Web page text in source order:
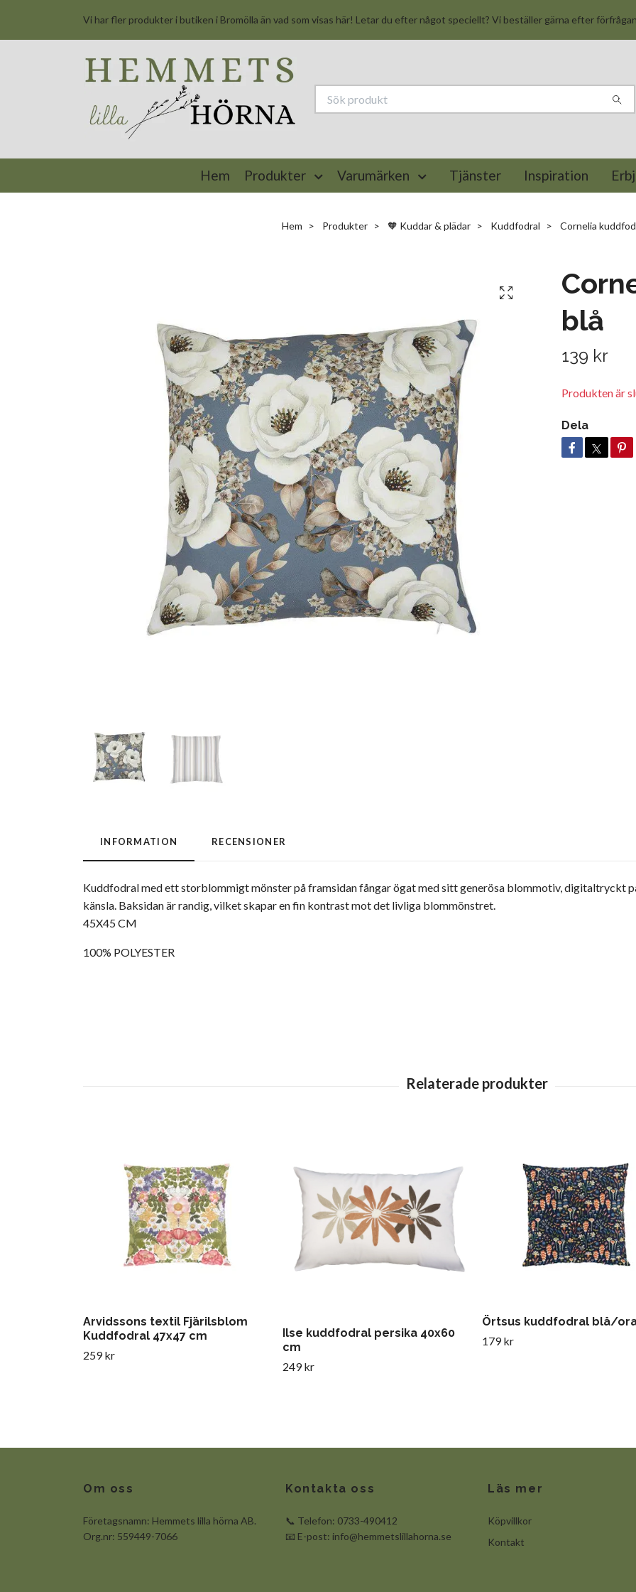
Vi har fler produkter i butiken i Bromölla än vad som visas här! Letar du efter något speciellt? Vi beställer gärna efter
Hem Produkter Varumärken Tjänster Inspiration
Hem Produkter 🧡 Kuddar & plädar Kuddfodral Cornelia
blå
139 kr
Produkten är
Dela
INFORMATION RECENSIONER
Kuddfodral med ett storblommigt mönster på framsidan fångar ögat med sitt generösa blommotiv, digitaltryckt
känsla. Baksidan är randig, vilket skapar en fin kontrast mot det livliga blommönstret.
45X45 CM
100% POLYESTER
Arvidssons textil Fjärilsblom
Kuddfodral 47x47 cm
259 kr
Ilse kuddfodral persika 40x60
cm
249 kr
Örtsus kuddfodral blå/
179 kr
Om oss
Företagsnamn: Hemmets lilla hörna AB.
Org.nr: 559449-7066
Kontakta oss
📞 Telefon: 0733-490412
📧 E-post: info@hemmetslillahorna.se
Läs mer
Köpvillkor
Kontakt